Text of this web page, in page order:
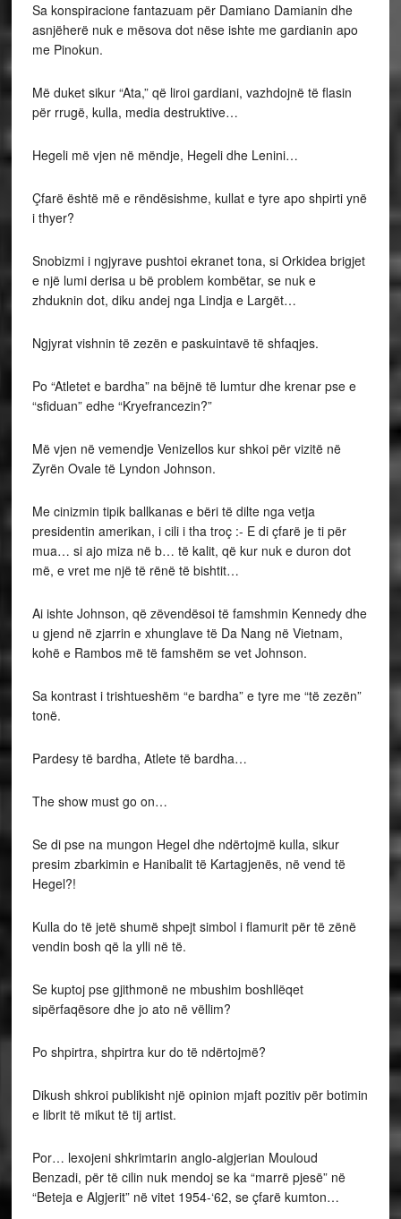
Sa konspiracione fantazuam për Damiano Damianin dhe
asnjëherë nuk e mësova dot nëse ishte me gardianin apo
me Pinokun.
Më duket sikur “Ata,” që liroi gardiani, vazhdojnë të flasin
për rrugë, kulla, media destruktive…
Hegeli më vjen në mëndje, Hegeli dhe Lenini…
Çfarë është më e rëndësishme, kullat e tyre apo shpirti ynë
i thyer?
Snobizmi i ngjyrave pushtoi ekranet tona, si Orkidea brigjet
e një lumi derisa u bë problem kombëtar, se nuk e
zhduknin dot, diku andej nga Lindja e Largët…
Ngjyrat vishnin të zezën e paskuintavë të shfaqjes.
Po “Atletet e bardha” na bëjnë të lumtur dhe krenar pse e
“sfiduan” edhe “Kryefrancezin?”
Më vjen në vemendje Venizellos kur shkoi për vizitë në
Zyrën Ovale të Lyndon Johnson.
Me cinizmin tipik ballkanas e bëri të dilte nga vetja
presidentin amerikan, i cili i tha troç :- E di çfarë je ti për
mua… si ajo miza në b… të kalit, që kur nuk e duron dot
më, e vret me një të rënë të bishtit…
Ai ishte Johnson, që zëvendësoi të famshmin Kennedy dhe
u gjend në zjarrin e xhunglave të Da Nang në Vietnam,
kohë e Rambos më të famshëm se vet Johnson.
Sa kontrast i trishtueshëm “e bardha” e tyre me “të zezën”
tonë.
Pardesy të bardha, Atlete të bardha…
The show must go on…
Se di pse na mungon Hegel dhe ndërtojmë kulla, sikur
presim zbarkimin e Hanibalit të Kartagjenës, në vend të
Hegel?!
Kulla do të jetë shumë shpejt simbol i flamurit për të zënë
vendin bosh që la ylli në të.
Se kuptoj pse gjithmonë ne mbushim boshllëqet
sipërfaqësore dhe jo ato në vëllim?
Po shpirtra, shpirtra kur do të ndërtojmë?
Dikush shkroi publikisht një opinion mjaft pozitiv për botimin
e librit të mikut të tij artist.
Por… lexojeni shkrimtarin anglo-algjerian Mouloud
Benzadi, për të cilin nuk mendoj se ka “marrë pjesë” në
“Beteja e Algjerit” në vitet 1954-‘62, se çfarë kumton…